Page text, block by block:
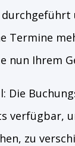
Termine
nun Ihrem
Die
verfügbar,
zu